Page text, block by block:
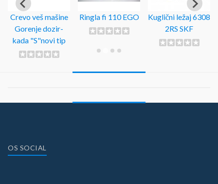
Crevo veš mašine
Gorenje dozir-
kada "S"novi tip
Ringla fi 110 EGO
Kuglični ležaj 6308
2RS SKF
OS SOCIAL